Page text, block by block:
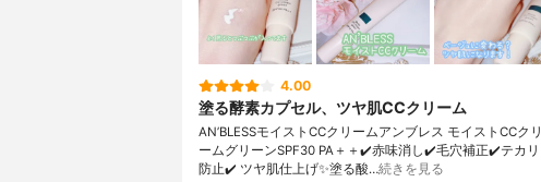
4.00
塗る酵素カプセル、ツヤ肌CCクリーム
AN’BLESSモイストCCクリームアンブレス モイストCCクリ
ームグリーンSPF30 PA＋＋✔️赤味消し✔️毛穴補正✔️テカリ
防止✔️ ツヤ肌仕上げ✨塗る酸…続きを見る